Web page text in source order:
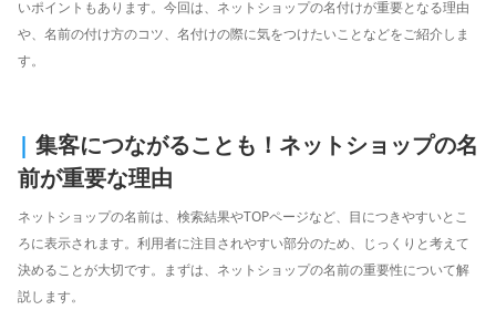
リ
ー
客
様
サ
ー
ト
いポイントもあります。今回は、ネットショップの名付けが重要となる理由
や、名前の付け方のコツ、名付けの際に気をつけたいことなどをご紹介しま
す。
| 集客につながることも！ネットショップの名
前が重要な理由
ネットショップの名前は、検索結果やTOPページなど、目につきやすいとこ
ろに表示されます。利用者に注目されやすい部分のため、じっくりと考えて
決めることが大切です。まずは、ネットショップの名前の重要性について解
説します。